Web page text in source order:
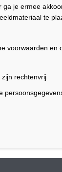
ga je ermee
te
voorwaarden en
rechtenvrij